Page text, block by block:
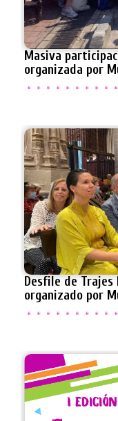
Masiva
organizada por
Desfile de Trajes
organizado por